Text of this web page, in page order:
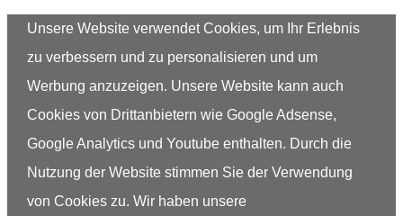
Unsere Website verwendet Cookies, um Ihr Erlebnis
zu verbessern und zu personalisieren und um
Werbung anzuzeigen. Unsere Website kann auch
Cookies von Drittanbietern wie Google Adsense,
Google Analytics und Youtube enthalten. Durch die
Nutzung der Website stimmen Sie der Verwendung
von Cookies zu. Wir haben unsere